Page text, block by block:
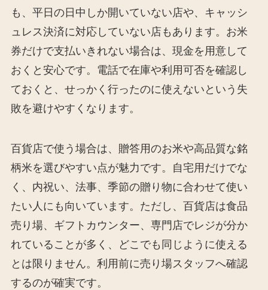
も、平日の日中しか開いていない店や、キャッシ
ュレス決済に対応していない店もあります。お米
券だけで支払いきれない場合は、現金を用意して
おくと安心です。電話で在庫や利用可否を確認し
ておくと、せっかく行ったのに使えないという失
敗を避けやすくなります。
百貨店で使う場合は、贈答用のお米や高品質な銘
柄米を選びやすい点が魅力です。自宅用だけでな
く、内祝い、法事、季節の贈り物に合わせて使い
たい人にも向いています。ただし、百貨店は食品
売り場、ギフトカウンター、専門店でレジが分か
れていることが多く、どこでも同じように使える
とは限りません。利用前に売り場スタッフへ確認
するのが確実です。